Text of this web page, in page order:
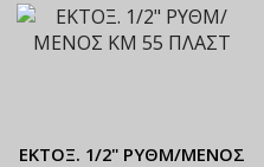
ΕΚΤΟΞ. 1/2" ΡΥΘΜ/ΜΕΝΟΣ